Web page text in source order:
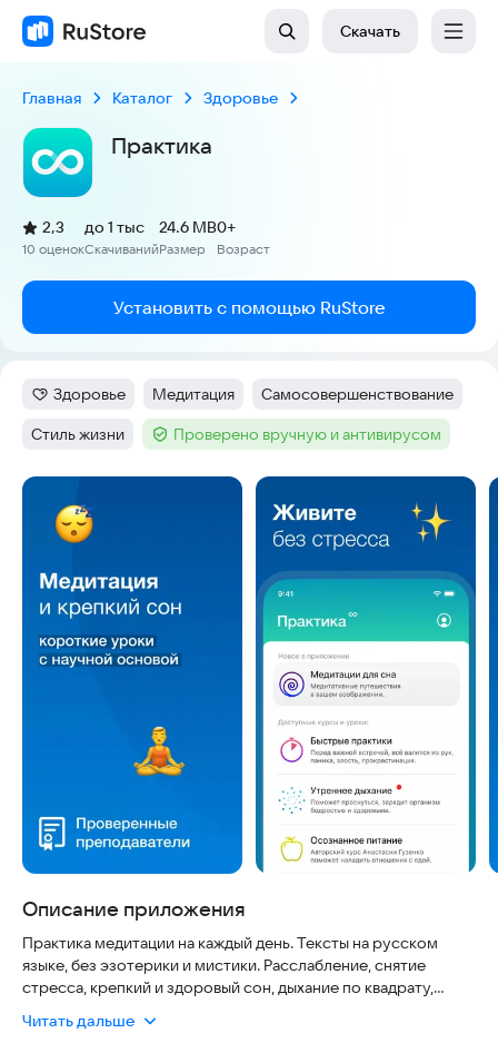
Скачать
Главная Каталог Здоровье
Практика
Рейтинг:
2,3
(
10 оценок
)
Скачиваний
до 1 тыс
Размер
24.6 MB
Возраст
0+
Установить с помощью RuStore
Категория:
Здоровье Тег:
Медитация Тег:
Самосовершенствование
Тег:
Стиль жизни Тег :Проверено вручную и антивирусом
Скриншоты
Описание приложения
Практика медитации на каждый день. Тексты на русском
языке, без эзотерики и мистики. Расслабление, снятие
стресса, крепкий и здоровый сон, дыхание по квадрату,
других курсов в приложении. Уроки от профессионалов
Читать дальше